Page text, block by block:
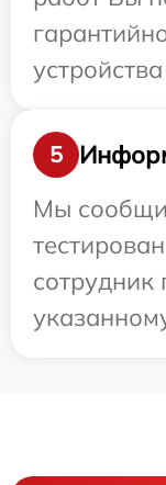
5
Мы
сотрудник